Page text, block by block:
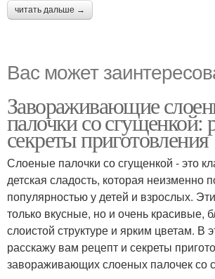
читать дальше →
Вас может
Завораживающие
палочки со сгущенкой:
секреты приготовления
Слоеные палочки со сгущенкой - это
детская сладость, которая неизменно
популярностью у детей и взрослых.
только вкусные, но и очень красивые,
слоистой структуре и ярким цветам. В
расскажу вам рецепт и секреты
завораживающих слоеных палочек со